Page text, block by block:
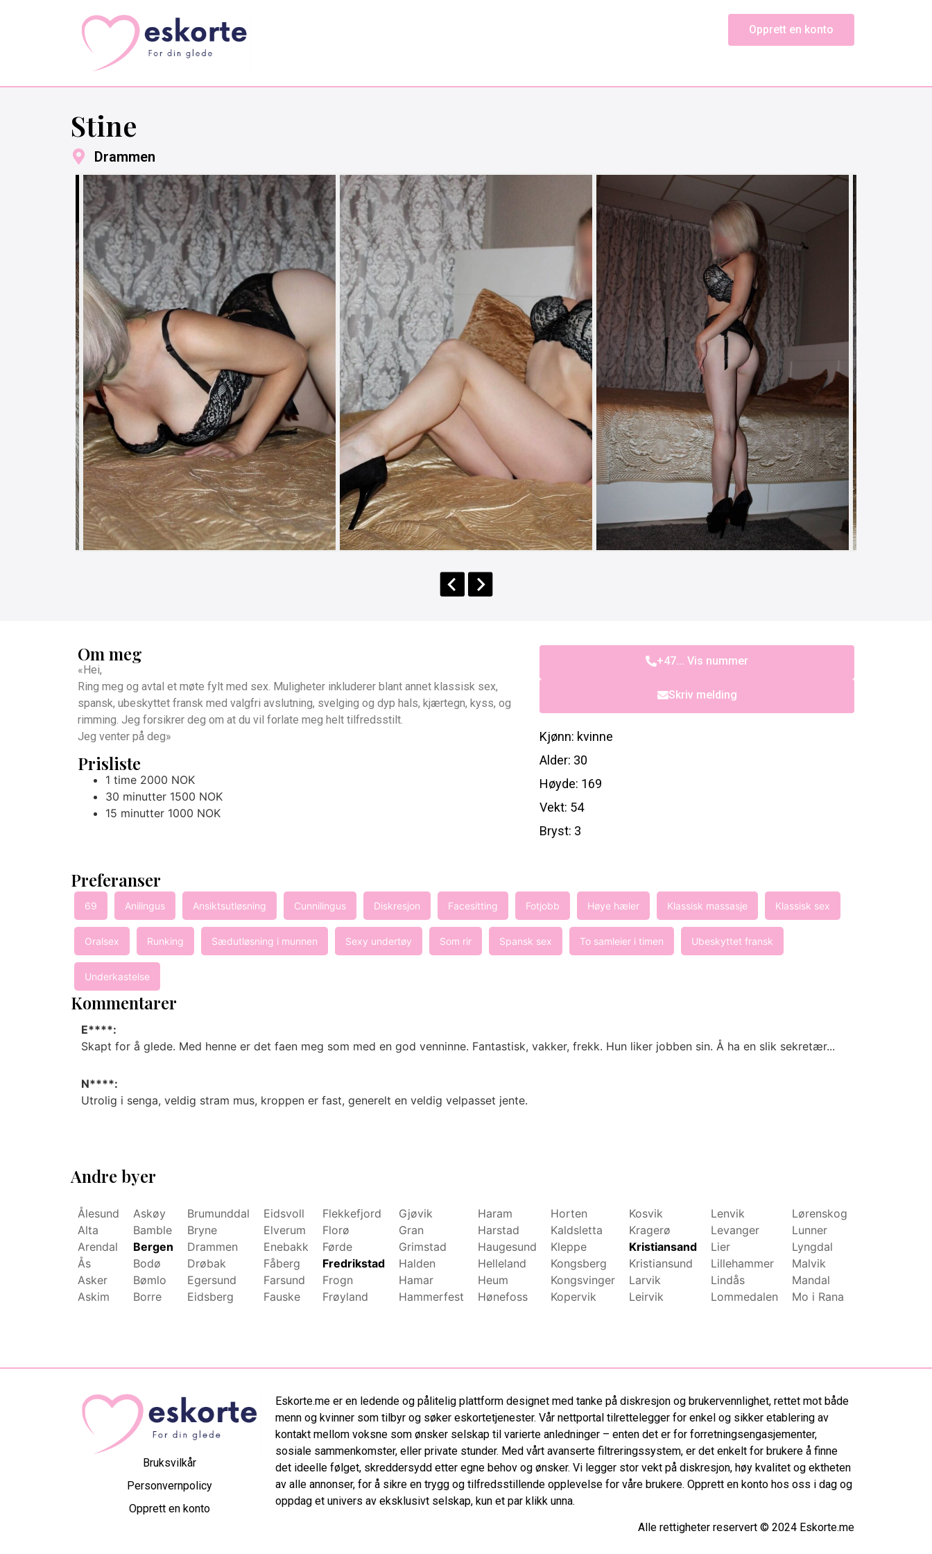
Opprett en konto
Stine
Drammen
Om meg
«Hei,
Ring meg og avtal et møte fylt med sex. Muligheter inkluderer blant annet klassisk sex,
spansk, ubeskyttet fransk med valgfri avslutning, svelging og dyp hals, kjærtegn, kyss, og
rimming. Jeg forsikrer deg om at du vil forlate meg helt tilfredsstilt.
Jeg venter på deg»
Prisliste
1 time 2000 NOK
30 minutter 1500 NOK
15 minutter 1000 NOK
+47... Vis nummer
Skriv melding
Kjønn: kvinne
Alder: 30
Høyde: 169
Vekt: 54
Bryst: 3
Preferanser
69 Anilingus Ansiktsutløsning Cunnilingus Diskresjon Facesitting Fotjobb Høye hæler Klassisk massasje Klassisk sex
Oralsex Runking Sædutløsning i munnen Sexy undertøy Som rir Spansk sex To samleier i timen Ubeskyttet fransk
Underkastelse
Kommentarer
E****:
Skapt for å glede. Med henne er det faen meg som med en god venninne. Fantastisk, vakker, frekk. Hun liker jobben sin. Å ha en slik sekretær...
N****:
Utrolig i senga, veldig stram mus, kroppen er fast, generelt en veldig velpasset jente.
Andre byer
Ålesund
Alta
Arendal
Ås
Asker
Askim
Askøy
Bamble
Bergen
Bodø
Bømlo
Borre
Brumunddal
Bryne
Drammen
Drøbak
Egersund
Eidsberg
Eidsvoll
Elverum
Enebakk
Fåberg
Farsund
Fauske
Flekkefjord
Florø
Førde
Fredrikstad
Frogn
Frøyland
Gjøvik
Gran
Grimstad
Halden
Hamar
Hammerfest
Haram
Harstad
Haugesund
Helleland
Heum
Hønefoss
Horten
Kaldsletta
Kleppe
Kongsberg
Kongsvinger
Kopervik
Kosvik
Kragerø
Kristiansand
Kristiansund
Larvik
Leirvik
Lenvik
Levanger
Lier
Lillehammer
Lindås
Lommedalen
Lørenskog
Lunner
Lyngdal
Malvik
Mandal
Mo i Rana
Bruksvilkår
Personvernpolicy
Opprett en konto
Eskorte.me er en ledende og pålitelig plattform designet med tanke på diskresjon og brukervennlighet, rettet mot både
menn og kvinner som tilbyr og søker eskortetjenester. Vår nettportal tilrettelegger for enkel og sikker etablering av
kontakt mellom voksne som ønsker selskap til varierte anledninger – enten det er for forretningsengasjementer,
sosiale sammenkomster, eller private stunder. Med vårt avanserte filtreringssystem, er det enkelt for brukere å finne
det ideelle følget, skreddersydd etter egne behov og ønsker. Vi legger stor vekt på diskresjon, høy kvalitet og ektheten
av alle annonser, for å sikre en trygg og tilfredsstillende opplevelse for våre brukere. Opprett en konto hos oss i dag og
oppdag et univers av eksklusivt selskap, kun et par klikk unna.
Alle rettigheter reservert © 2024 Eskorte.me